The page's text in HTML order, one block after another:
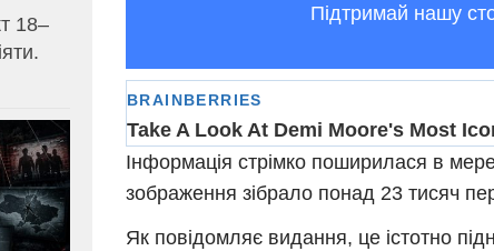
Підтримай нашу
Інформація стрімко поширилася в
зображення зібрало понад 23 тисяч
Як повідомляє видання, це істотно
18–